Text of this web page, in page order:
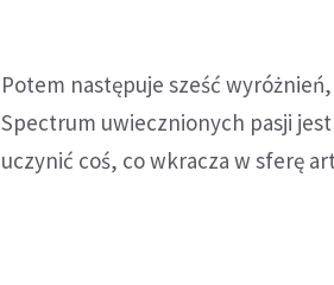
Potem następuje sześć
Spectrum uwiecznionych pasji
uczynić coś, co wkracza w sferę